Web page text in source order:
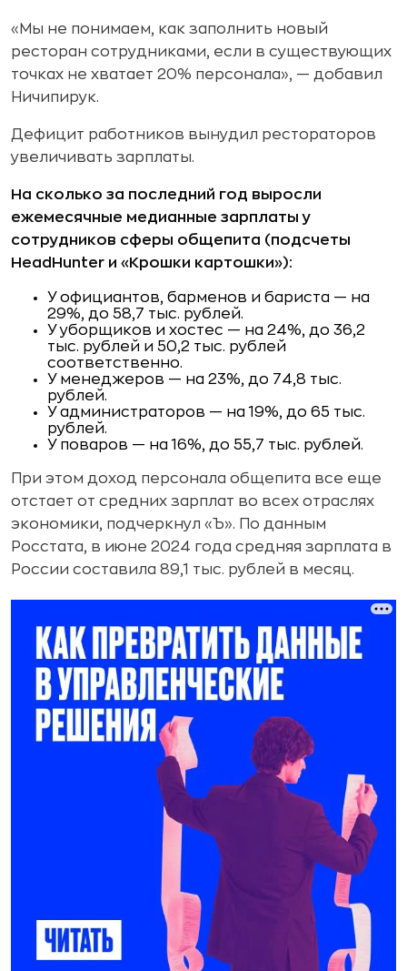
«Мы не понимаем, как заполнить новый
ресторан сотрудниками, если в существующих
точках не хватает 20% персонала», — добавил
Ничипирук.
Дефицит работников вынудил рестораторов
увеличивать зарплаты.
На сколько за последний год выросли
ежемесячные медианные зарплаты у
сотрудников сферы общепита (подсчеты
HeadHunter и «Крошки картошки»):
У официантов, барменов и бариста — на
29%, до 58,7 тыс. рублей.
У уборщиков и хостес — на 24%, до 36,2
тыс. рублей и 50,2 тыс. рублей
соответственно.
У менеджеров — на 23%, до 74,8 тыс.
рублей.
У администраторов — на 19%, до 65 тыс.
рублей.
У поваров — на 16%, до 55,7 тыс. рублей.
При этом доход персонала общепита все еще
отстает от средних зарплат во всех отраслях
экономики, подчеркнул «Ъ». По данным
Росстата, в июне 2024 года средняя зарплата в
России составила 89,1 тыс. рублей в месяц.